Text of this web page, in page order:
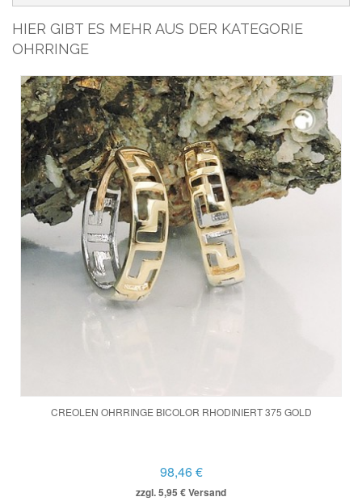
HIER GIBT ES MEHR AUS DER KATEGORIE
OHRRINGE
CREOLEN OHRRINGE BICOLOR RHODINIERT 375 GOLD
98,46 €
zzgl. 5,95 € Versand